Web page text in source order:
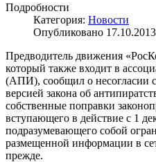
Подробности
Категория: Новости
Опубликовано
Предводитель движения
который также входит в
(АПИ), сообщил о несогласии
версией закона об
собственные поправки
вступающего в действие с 1
подразумевающего собой
размещенной информации в
прежде.